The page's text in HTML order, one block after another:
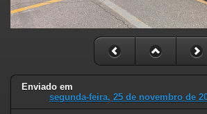
Enviado em
segunda-feira, 25 de novembro de